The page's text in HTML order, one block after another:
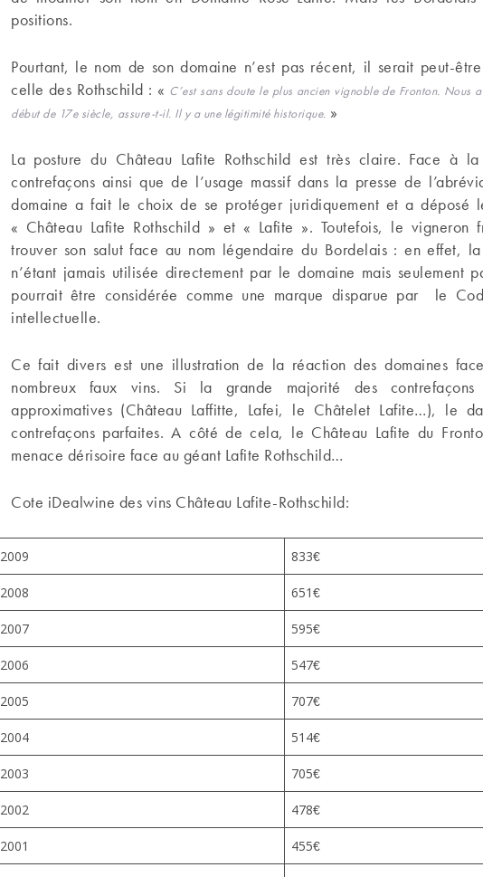
positions.
Pourtant, le nom de son domaine n’est pas récent, il serait peut-
celle des Rothschild : « C’est sans doute le plus ancien vignoble de Fronton. Nous
début de 17e siècle, assure-t-il. Il y a une légitimité historique. »
La posture du Château Lafite Rothschild est très claire. Face à
contrefaçons ainsi que de l’usage massif dans la presse de
domaine a fait le choix de se protéger juridiquement et a déposé
« Château Lafite Rothschild » et « Lafite ». Toutefois, le vigneron
trouver son salut face au nom légendaire du Bordelais : en effet,
n’étant jamais utilisée directement par le domaine mais seulement
pourrait être considérée comme une marque disparue par le
intellectuelle.
Ce fait divers est une illustration de la réaction des domaines
nombreux faux vins. Si la grande majorité des
approximatives (Château Laffitte, Lafei, le Châtelet Lafite…), le
contrefaçons parfaites. A côté de cela, le Château Lafite du
menace dérisoire face au géant Lafite Rothschild…
Cote iDealwine des vins Château Lafite-Rothschild:
2009 833€
2008 651€
2007 595€
2006 547€
2005 707€
2004 514€
2003 705€
2002 478€
2001 455€